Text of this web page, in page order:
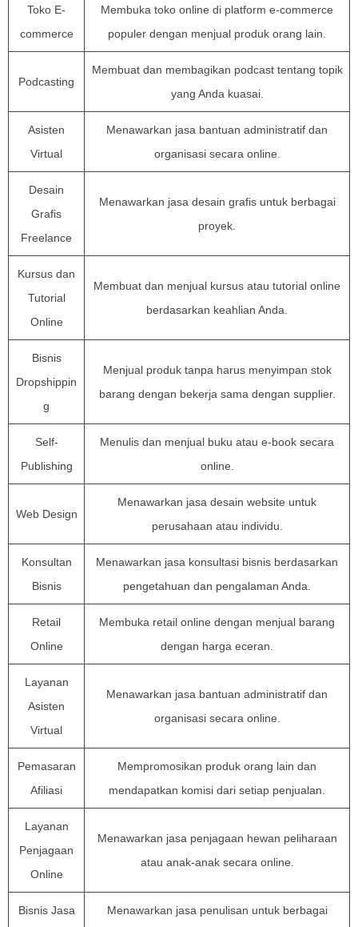
Toko E-
commerce
Membuka toko online di platform e-commerce
populer dengan menjual produk orang lain.
Podcasting
Membuat dan membagikan podcast tentang topik
yang Anda kuasai.
Asisten
Virtual
Menawarkan jasa bantuan administratif dan
organisasi secara online.
Desain
Grafis
Freelance
Menawarkan jasa desain grafis untuk berbagai
proyek.
Kursus dan
Tutorial
Online
Membuat dan menjual kursus atau tutorial online
berdasarkan keahlian Anda.
Bisnis
Dropshippin
g
Menjual produk tanpa harus menyimpan stok
barang dengan bekerja sama dengan supplier.
Self-
Publishing
Menulis dan menjual buku atau e-book secara
online.
Web Design
Menawarkan jasa desain website untuk
perusahaan atau individu.
Konsultan
Bisnis
Menawarkan jasa konsultasi bisnis berdasarkan
pengetahuan dan pengalaman Anda.
Retail
Online
Membuka retail online dengan menjual barang
dengan harga eceran.
Layanan
Asisten
Virtual
Menawarkan jasa bantuan administratif dan
organisasi secara online.
Pemasaran
Afiliasi
Mempromosikan produk orang lain dan
mendapatkan komisi dari setiap penjualan.
Layanan
Penjagaan
Online
Menawarkan jasa penjagaan hewan peliharaan
atau anak-anak secara online.
Bisnis Jasa
Menawarkan jasa penulisan untuk berbagai